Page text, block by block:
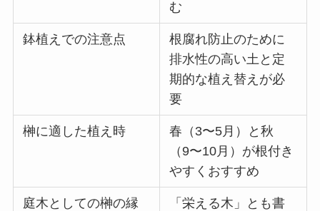
む
鉢植えでの注意点
根腐れ防止のために
排水性の高い土と定
期的な植え替えが必
要
榊に適した植え時
春（3〜5月）と秋
（9〜10月）が根付き
やすくおすすめ
庭木としての榊の縁
「栄える木」とも書